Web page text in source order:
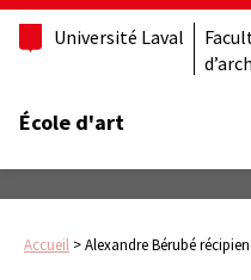
Université Laval
École d'art
Accueil >Alexandre Bérubé